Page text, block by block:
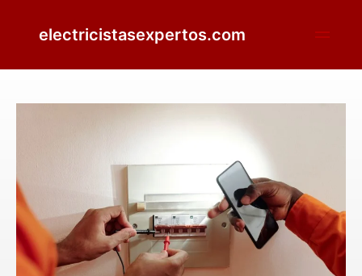
electricistasexpertos.com